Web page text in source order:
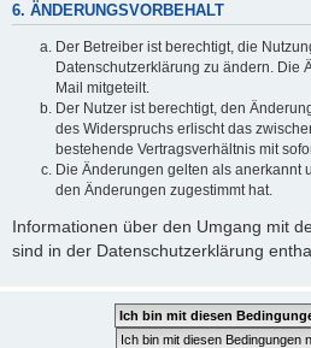
6. ÄNDERUNGSVORBEHALT
Der Betreiber ist berechtigt, die
Datenschutzerklärung zu ändern. Die
Mail mitgeteilt.
Der Nutzer ist berechtigt, den
des Widerspruchs erlischt das
bestehende Vertragsverhältnis mit
Die Änderungen gelten als anerkannt
den Änderungen zugestimmt hat.
Informationen über den Umgang mit
sind in der Datenschutzerklärung